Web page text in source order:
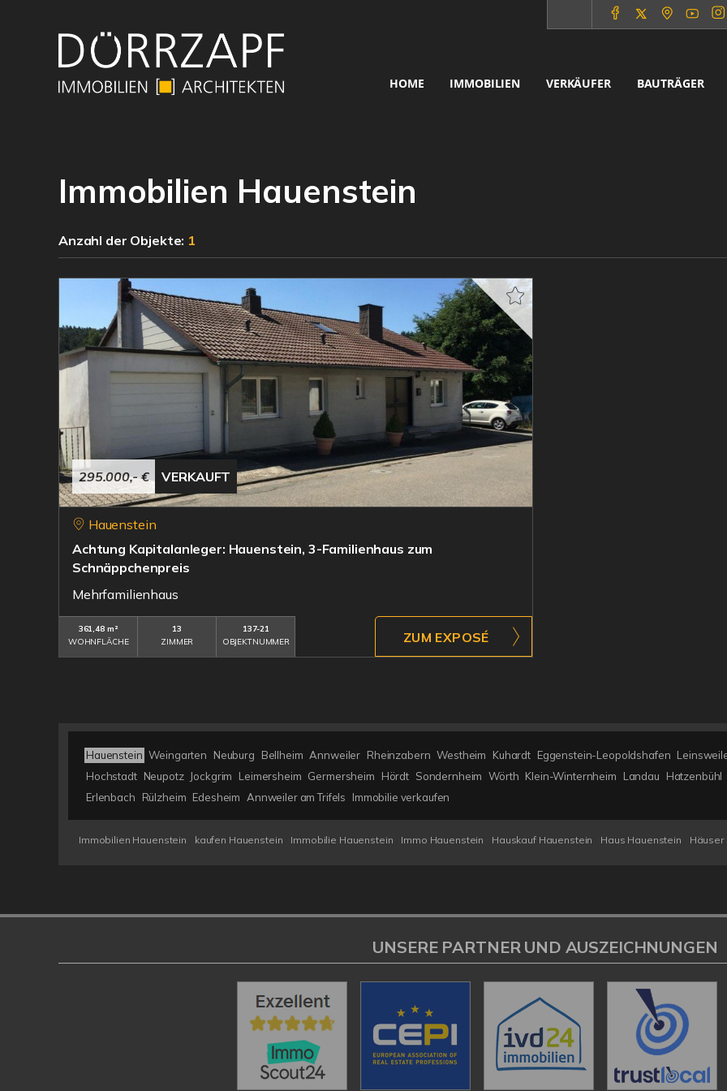
HOME IMMOBILIEN VERKÄUFER BAUTRÄGER
Immobilien Hauenstein
Anzahl der Objekte: 1
295.000,- € VERKAUFT
Hauenstein
Achtung Kapitalanleger: Hauenstein, 3-Familienhaus zum
Schnäppchenpreis
Mehrfamilienhaus
361,48 m²
WOHNFLÄCHE
13
ZIMMER
137-21
OBJEKTNUMMER
ZUM EXPOSÉ
Hauenstein Weingarten Neuburg Bellheim Annweiler Rheinzabern Westheim Kuhardt Eggenstein-Leopoldshafen
Hochstadt Neupotz Jockgrim Leimersheim Germersheim Hördt Sondernheim Wörth Klein-Winternheim Landau Hatzenbühl
Erlenbach
Rülzheim Edesheim Annweiler am Trifels Immobilie verkaufen
Immobilien Hauenstein kaufen Hauenstein Immobilie Hauenstein Immo Hauenstein Hauskauf Hauenstein Haus Hauenstein Häuser
UNSERE PARTNER UND AUSZEICHNUNGEN